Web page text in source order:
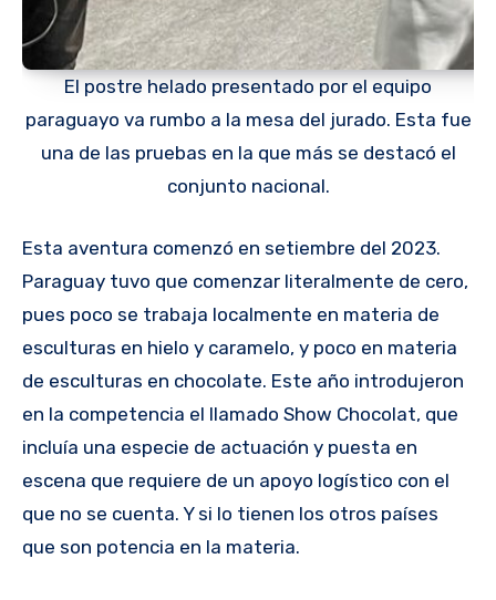
El postre helado presentado por el equipo
paraguayo va rumbo a la mesa del jurado. Esta fue
una de las pruebas en la que más se destacó el
conjunto nacional.
Esta aventura comenzó en setiembre del 2023.
Paraguay tuvo que comenzar literalmente de cero,
pues poco se trabaja localmente en materia de
esculturas en hielo y caramelo, y poco en materia
de esculturas en chocolate. Este año introdujeron
en la competencia el llamado Show Chocolat, que
incluía una especie de actuación y puesta en
escena que requiere de un apoyo logístico con el
que no se cuenta. Y si lo tienen los otros países
que son potencia en la materia.